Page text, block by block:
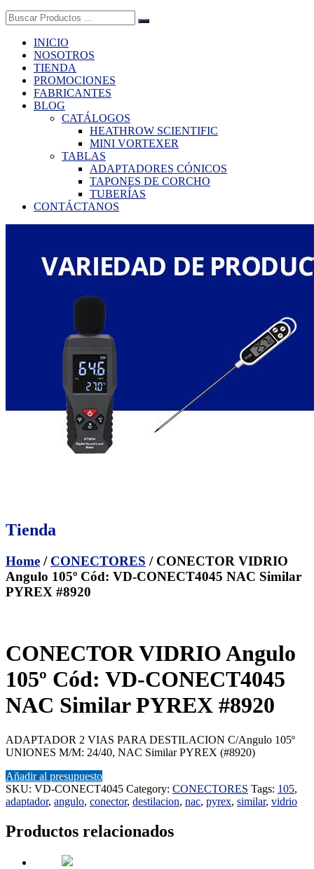
Buscar:
INICIO
NOSOTROS
TIENDA
PROMOCIONES
FABRICANTES
BLOG
CATÁLOGOS
HEATHROW SCIENTIFIC
MINI VORTEXER
TABLAS
ADAPTADORES CÓNICOS
TAPONES DE CORCHO
TUBERÍAS
CONTÁCTANOS
Tienda
Home / CONECTORES / CONECTOR VIDRIO
Angulo 105º Cód: VD-CONECT4045 NAC Similar
PYREX #8920
CONECTOR VIDRIO Angulo
105º Cód: VD-CONECT4045
NAC Similar PYREX #8920
ADAPTADOR 2 VIAS PARA DESTILACION C/Angulo 105º
UNIONES M/M: 24/40, NAC Similar PYREX (#8920)
Añadir al presupuesto
SKU: VD-CONECT4045 Category: CONECTORES Tags: 105,
adaptador, angulo, conector, destilacion, nac, pyrex, similar, vidrio
Productos relacionados